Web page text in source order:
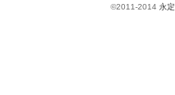
©2011-2014 永